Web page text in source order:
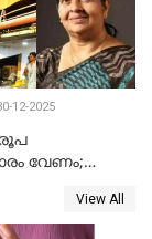
12-2025
രൂപ
വേണം;
ഉമാ തോമസ്
View All